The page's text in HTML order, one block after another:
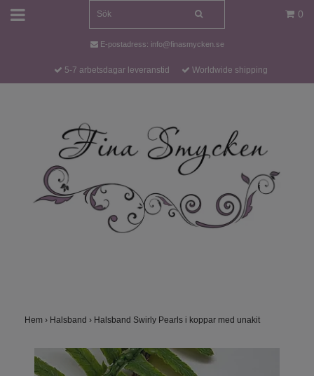
0
E-postadress: info@finasmycken.se
5-7 arbetsdagar leveranstid Worldwide shipping
Hem › Halsband › Halsband Swirly Pearls i koppar med unakit